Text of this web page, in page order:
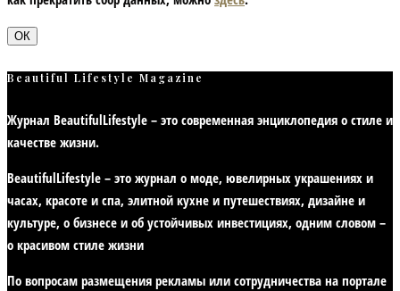
ОК
Beautiful Lifestyle Magazine
Журнал BeautifulLifestyle – это современная энциклопедия о стиле и
качестве жизни.
BeautifulLifestyle – это журнал о моде, ювелирных украшениях и
часах, красоте и спа, элитной кухне и путешествиях, дизайне и
культуре, о бизнесе и об устойчивых инвестициях, одним словом –
о красивом стиле жизни
По вопросам размещения рекламы или сотрудничества на портале